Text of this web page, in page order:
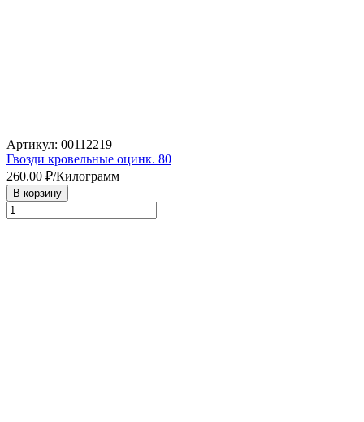
Артикул: 00112219
Гвозди кровельные оцинк. 80
260.00 ₽/Килограмм
В корзину